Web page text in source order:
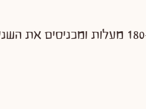
בטוסטר אובן – מחממים את הטוסטר אובן ל-180 מעלות